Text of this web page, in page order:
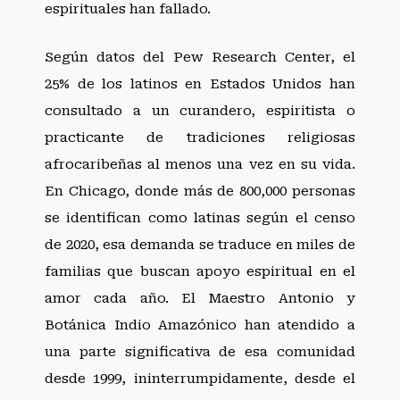
espirituales han fallado.
Según datos del Pew Research Center, el
25% de los latinos en Estados Unidos han
consultado a un curandero, espiritista o
practicante de tradiciones religiosas
afrocaribeñas al menos una vez en su vida.
En Chicago, donde más de 800,000 personas
se identifican como latinas según el censo
de 2020, esa demanda se traduce en miles de
familias que buscan apoyo espiritual en el
amor cada año. El Maestro Antonio y
Botánica Indio Amazónico han atendido a
una parte significativa de esa comunidad
desde 1999, ininterrumpidamente, desde el